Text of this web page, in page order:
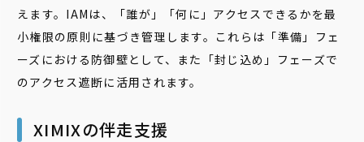
えます。IAMは、「誰が」「何に」アクセスできるかを最
小権限の原則に基づき管理します。これらは「準備」フェ
ーズにおける防御壁として、また「封じ込め」フェーズで
のアクセス遮断に活用されます。
XIMIXの伴走支援